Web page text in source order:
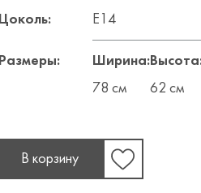
Цоколь: E14
Размеры:
Ширина:
78 см
62 см
В корзину